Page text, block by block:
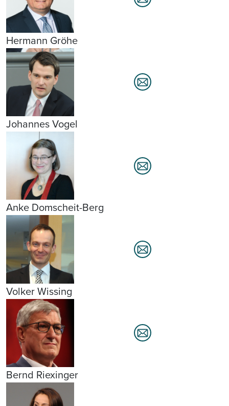
Hermann Gröhe
Johannes Vogel
Anke Domscheit-Berg
Volker Wissing
Bernd Riexinger